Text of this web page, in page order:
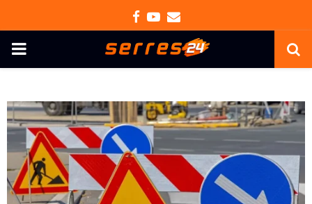
Facebook
Youtube
Email
PRIMARY